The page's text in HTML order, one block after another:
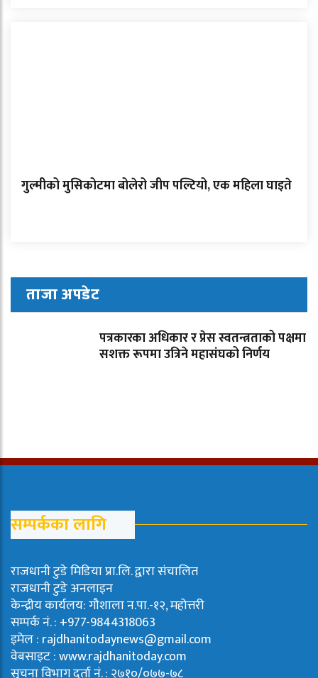
गुल्मीको मुसिकोटमा बोलेरो जीप पल्टियो, एक महिला घाइते
ताजा अपडेट
पत्रकारका अधिकार र प्रेस स्वतन्त्रताको पक्षमा
सशक्त रूपमा उत्रिने महासंघको निर्णय
सम्पर्कका लागि
राजधानी टुडे मिडिया प्रा.लि. द्वारा संचालित
राजधानी टुडे अनलाइन
केन्द्रीय कार्यलय: गौशाला न.पा.-१२, महोत्तरी
सम्पर्क नं. : +977-9844318063
इमेल : rajdhanitodaynews@gmail.com
वेबसाइट : www.rajdhanitoday.com
सूचना विभाग दर्ता नं. : २७१०/०७७-७८